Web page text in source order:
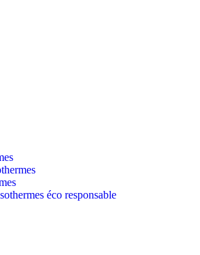
éco responsable